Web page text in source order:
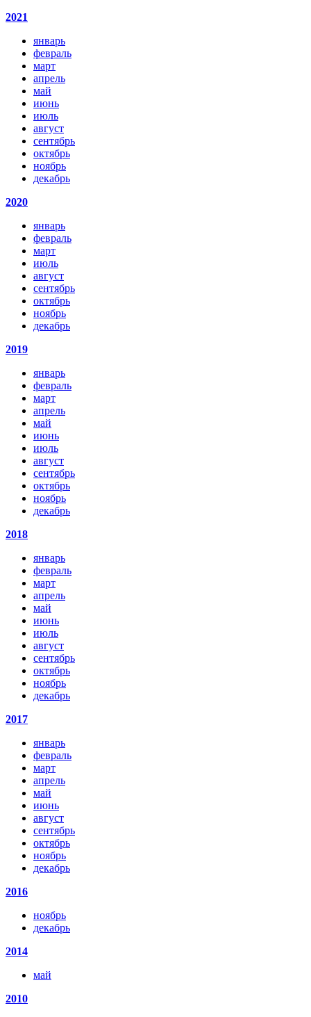
2021
январь
февраль
март
апрель
май
июнь
июль
август
сентябрь
октябрь
ноябрь
декабрь
2020
январь
февраль
март
июль
август
сентябрь
октябрь
ноябрь
декабрь
2019
январь
февраль
март
апрель
май
июнь
июль
август
сентябрь
октябрь
ноябрь
декабрь
2018
январь
февраль
март
апрель
май
июнь
июль
август
сентябрь
октябрь
ноябрь
декабрь
2017
январь
февраль
март
апрель
май
июнь
август
сентябрь
октябрь
ноябрь
декабрь
2016
ноябрь
декабрь
2014
май
2010